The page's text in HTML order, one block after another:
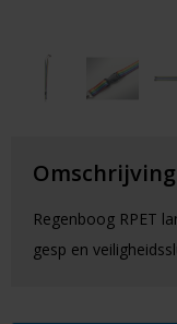
Omschrijving
Regenboog RPET
gesp en